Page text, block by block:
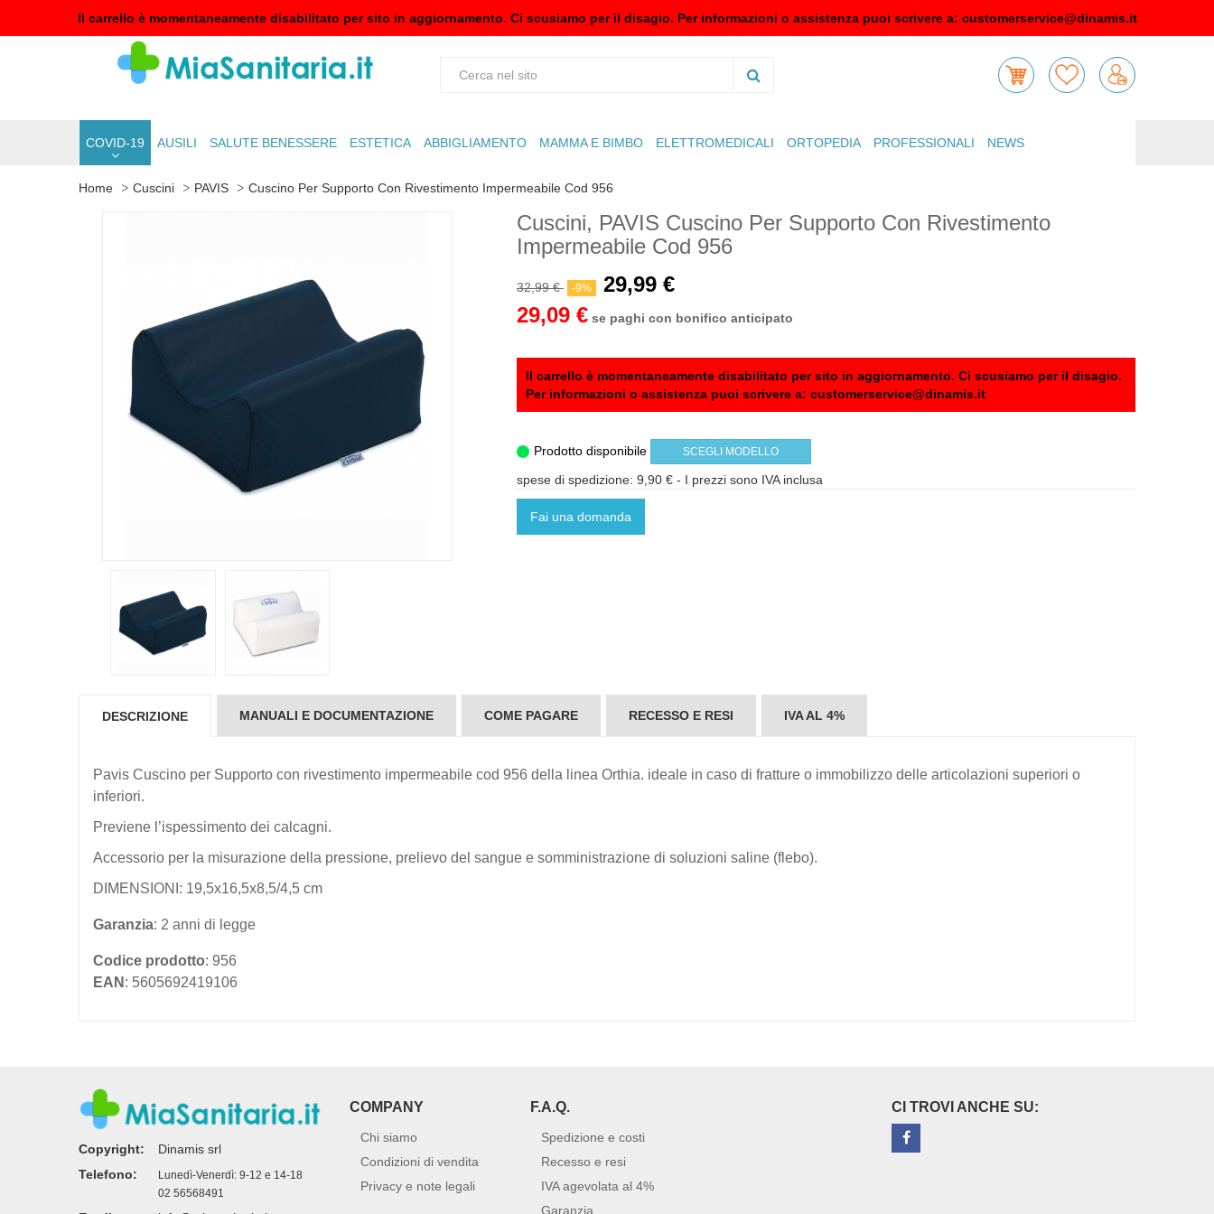
Il carrello è momentaneamente disabilitato per sito in aggiornamento. Ci scusiamo per il disagio. Per informazioni o assistenza puoi scrivere a: customerservice@dinamis.it
COVID-19 AUSILI SALUTE BENESSERE ESTETICA ABBIGLIAMENTO MAMMA E BIMBO ELETTROMEDICALI ORTOPEDIA PROFESSIONALI NEWS
Home Cuscini PAVIS Cuscino Per Supporto Con Rivestimento Impermeabile Cod 956
Cuscini, PAVIS Cuscino Per Supporto Con Rivestimento
Impermeabile Cod 956
32,99 € -9%
29,99 €
29,09 € se paghi con bonifico anticipato
Il carrello è momentaneamente disabilitato per sito in aggiornamento. Ci scusiamo per il disagio.
Per informazioni o assistenza puoi scrivere a: customerservice@dinamis.it
Prodotto disponibile SCEGLI MODELLO
spese di spedizione: 9,90 € - I prezzi sono IVA inclusa
Fai una domanda
DESCRIZIONE MANUALI E DOCUMENTAZIONE COME PAGARE RECESSO E RESI IVA AL 4%
Pavis Cuscino per Supporto con rivestimento impermeabile cod 956 della linea Orthia. ideale in caso di fratture o immobilizzo delle articolazioni superiori o
inferiori.
Previene l’ispessimento dei calcagni.
Accessorio per la misurazione della pressione, prelievo del sangue e somministrazione di soluzioni saline (flebo).
DIMENSIONI: 19,5x16,5x8,5/4,5 cm
Garanzia: 2 anni di legge
Codice prodotto: 956
EAN : 5605692419106
Copyright:
Dinamis srl
Telefono:
Lunedì-Venerdì: 9-12 e 14-18
02 56568491
COMPANY
Chi siamo
Condizioni di vendita
Privacy e note legali
F.A.Q.
Spedizione e costi
Recesso e resi
IVA agevolata al 4%
Garanzia
CI TROVI ANCHE SU: